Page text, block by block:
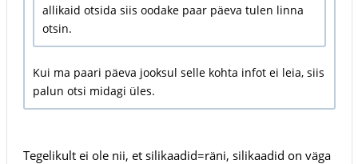
allikaid otsida siis oodake paar päeva tulen linna
otsin.
Kui ma paari päeva jooksul selle kohta infot ei leia, siis
palun otsi midagi üles.
Tegelikult ei ole nii, et silikaadid=räni, silikaadid on väga